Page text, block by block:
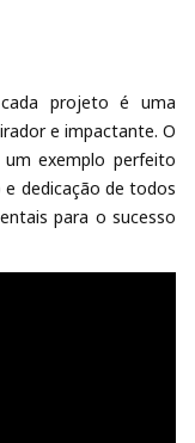
cada projeto é uma
e impactante. O
exemplo perfeito
e dedicação de todos
para o sucesso